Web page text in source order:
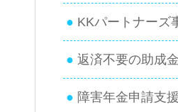
KKパートナーズ
返済不要の助成
障害年金申請支援